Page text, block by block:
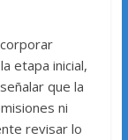
etapa inicial,
que la
ni
revisar lo